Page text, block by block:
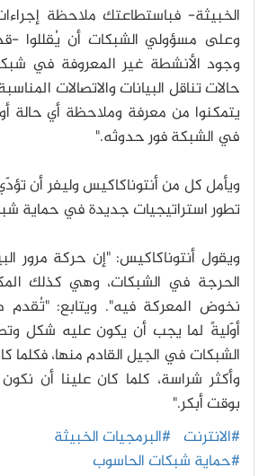
الخبيثة- فباستطاعتك ملاحظة
وعلى مسؤولي الشبكات أن يُقللوا -
وجود الأنشطة غير المعروفة في
حالات تناقل البيانات والاتصالات
يتمكنوا من معرفة وملاحظة أي حالة
في الشبكة فور حدوثه."
ويأمل كل من أنتوناكاكيس وليفر أن
تطور استراتيجيات جديدة في حماية
ويقول أنتوناكاكيس: "إن حركة مرور
الحرجة في الشبكات، وهي كذلك
نخوض المعركة فيه". ويتابع: "تُقدم
أوّليةً لما يجب أن يكون عليه شكل
الشبكات في الجيل القادم منها، فكلما
وأكثر شراسة، كلما كان علينا أن
بوقت أبكر."
#الانترنت #البرمجيات الخبيثة
#حماية شبكات الحاسوب